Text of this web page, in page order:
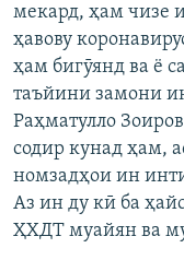
мекард, ҳам чизе
ҳавову
ҳам бигӯянд ва ё
таъйини замони
Раҳматулло
содир кунад ҳам,
номзадҳои ин
Аз ин ду кӣ ба
ҲХДТ муайян ва